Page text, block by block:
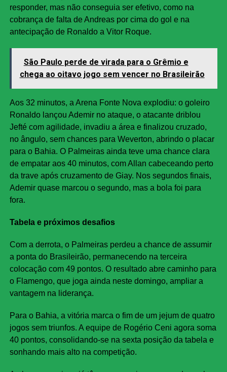
responder, mas não conseguia ser efetivo, como na
cobrança de falta de Andreas por cima do gol e na
antecipação de Ronaldo a Vitor Roque.
São Paulo perde de virada para o Grêmio e
chega ao oitavo jogo sem vencer no Brasileirão
Aos 32 minutos, a Arena Fonte Nova explodiu: o goleiro
Ronaldo lançou Ademir no ataque, o atacante driblou
Jefté com agilidade, invadiu a área e finalizou cruzado,
no ângulo, sem chances para Weverton, abrindo o placar
para o Bahia. O Palmeiras ainda teve uma chance clara
de empatar aos 40 minutos, com Allan cabeceando perto
da trave após cruzamento de Giay. Nos segundos finais,
Ademir quase marcou o segundo, mas a bola foi para
fora.
Tabela e próximos desafios
Com a derrota, o Palmeiras perdeu a chance de assumir
a ponta do Brasileirão, permanecendo na terceira
colocação com 49 pontos. O resultado abre caminho para
o Flamengo, que joga ainda neste domingo, ampliar a
vantagem na liderança.
Para o Bahia, a vitória marca o fim de um jejum de quatro
jogos sem triunfos. A equipe de Rogério Ceni agora soma
40 pontos, consolidando-se na sexta posição da tabela e
sonhando mais alto na competição.